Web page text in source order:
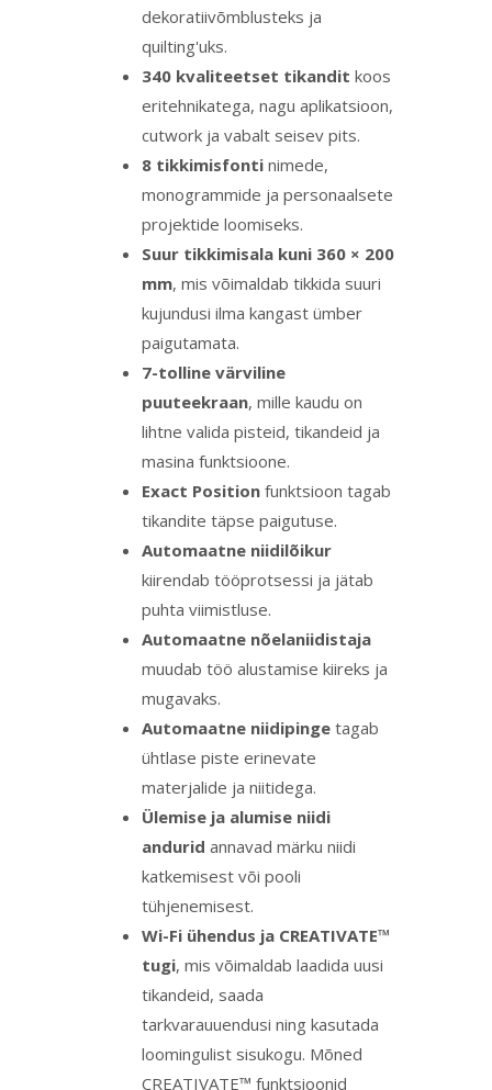
dekoratiivõmblusteks ja
quilting'uks.
340 kvaliteetset tikandit koos
eritehnikatega, nagu aplikatsioon,
cutwork ja vabalt seisev pits.
8 tikkimisfonti nimede,
monogrammide ja personaalsete
projektide loomiseks.
Suur tikkimisala kuni 360 × 200
mm, mis võimaldab tikkida suuri
kujundusi ilma kangast ümber
paigutamata.
7-tolline värviline
puuteekraan, mille kaudu on
lihtne valida pisteid, tikandeid ja
masina funktsioone.
Exact Position funktsioon tagab
tikandite täpse paigutuse.
Automaatne niidilõikur
kiirendab tööprotsessi ja jätab
puhta viimistluse.
Automaatne nõelaniidistaja
muudab töö alustamise kiireks ja
mugavaks.
Automaatne niidipinge tagab
ühtlase piste erinevate
materjalide ja niitidega.
Ülemise ja alumise niidi
andurid annavad märku niidi
katkemisest või pooli
tühjenemisest.
Wi-Fi ühendus ja CREATIVATE™
tugi, mis võimaldab laadida uusi
tikandeid, saada
tarkvarauuendusi ning kasutada
loomingulist sisukogu. Mõned
CREATIVATE™ funktsioonid